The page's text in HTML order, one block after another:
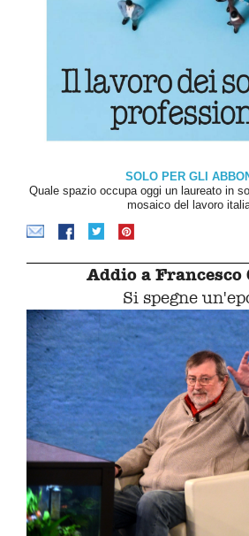
SOLO PER GLI
Quale spazio occupa oggi un laureato in
mosaico del lavoro
Addio a Francesco
Si spegne